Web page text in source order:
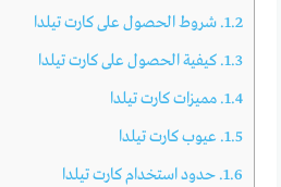
1.2. شروط الحصول على كارت تيلدا
1.3. كيفية الحصول على كارت تيلدا
1.4. مميزات كارت تيلدا
1.5. عيوب كارت تيلدا
1.6. حدود استخدام كارت تيلدا